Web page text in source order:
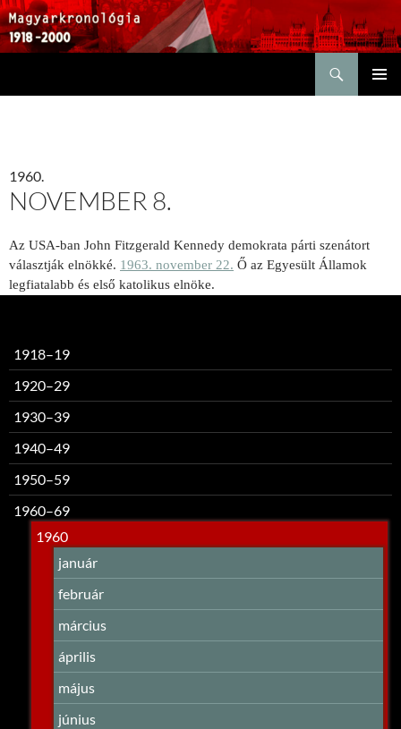
1960.
NOVEMBER 8.
Az USA-ban John Fitzgerald Kennedy demokrata párti szenátort
választják elnökké. 1963. november 22. Ő az Egyesült Államok
legfiatalabb és első katolikus elnöke.
1918–19
1920–29
1930–39
1940–49
1950–59
1960–69
1960
január
február
március
április
május
június